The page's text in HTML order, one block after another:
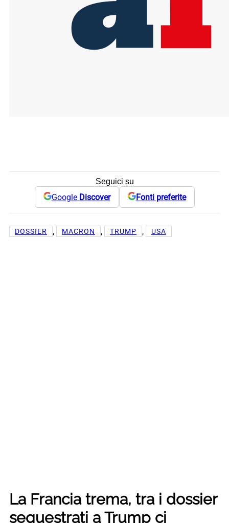
Seguici su
Google Discover Fonti preferite
DOSSIER , MACRON , TRUMP , USA
La Francia trema, tra i dossier
sequestrati a Trump ci